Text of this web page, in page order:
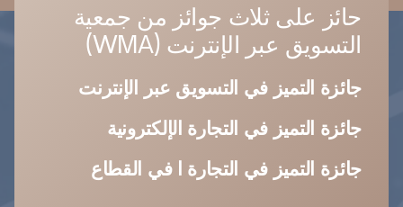
حائز على ثلاث جوائز من جمعية
التسويق عبر الإنترنت (WMA)
جائزة التميز في التسويق عبر الإنترنت
جائزة التميز في التجارة الإلكترونية
جائزة التميز في التجارة ا في القطاع